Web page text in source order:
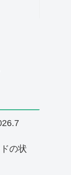
の状